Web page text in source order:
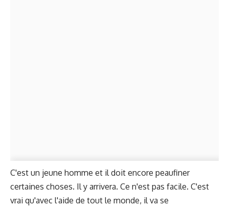
C'est un jeune homme et il doit encore peaufiner
certaines choses. Il y arrivera. Ce n'est pas facile. C'est
vrai qu'avec l'aide de tout le monde, il va se